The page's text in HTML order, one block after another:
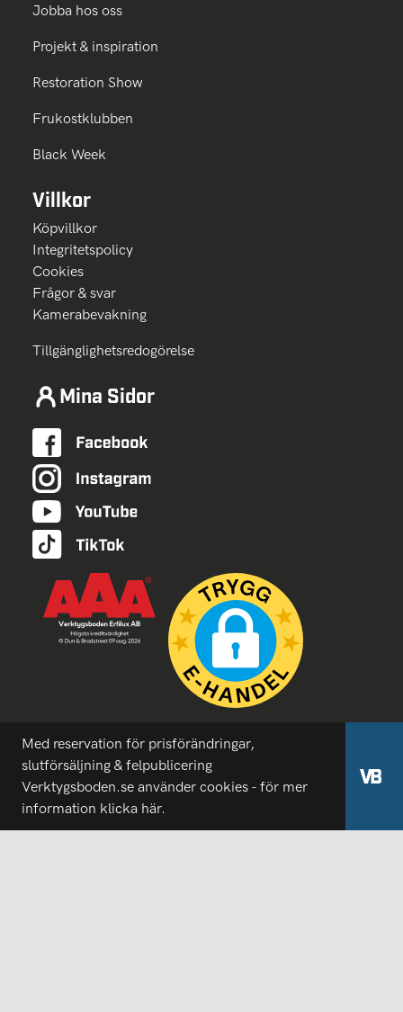
Jobba hos oss
Projekt & inspiration
Restoration Show
Frukostklubben
Black Week
Villkor
Köpvillkor
Integritetspolicy
Cookies
Frågor & svar
Kamerabevakning
Tillgänglighetsredogörelse
Mina Sidor
Med reservation för prisförändringar,
slutförsäljning & felpublicering
Verktygsboden.se använder cookies - för mer
information klicka här.